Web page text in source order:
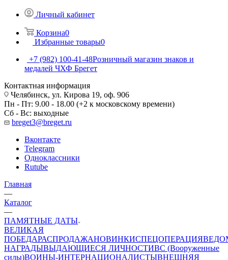
Личный кабинет
Корзина0
Избранные товары0
+7 (982) 100-41-48Розничный магазин знаков и
медалей ЧХФ Брегет
Контактная информация
Челябинск, ул. Кирова 19, оф. 906
Пн - Пт: 9.00 - 18.00 (+2 к московскому времени)
Сб - Вс: выходные
breget3@breget.ru
Вконтакте
Telegram
Одноклассники
Rutube
Главная
—
Каталог
—
ПАМЯТНЫЕ ДАТЫ
ВЕЛИКАЯ
ПОБЕДАРАСПРОДАЖАНОВИНКИСПЕЦОПЕРАЦИЯ
НАГРАДЫВЫДАЮЩИЕСЯ ЛИЧНОСТИВС (Вооруженные
силы)ВОИНЫ-ИНТЕРНАЦИОНАЛИСТЫВНЕШНЯЯ